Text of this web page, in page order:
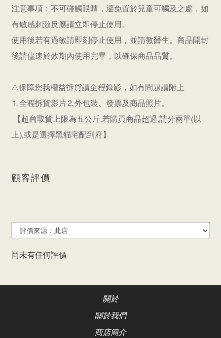
注意事項：不可碰觸眼睛，避免置於兒童可觸及之處，如
有敏感刺激反應請立即停止使用。
使用後若有過敏請即刻停止使用，並請教醫生。商品開封
後請儘速於效期內使用完畢，以確保商品品質。
⚠️保障您我權益拆貨請全程錄影，如有問題請附上
⒈全程拆貨影片⒉外包裝、發票及商品照片。
【超商取貨上限為五公斤,若購買商品超過,請分兩單(以
上),或是選擇黑貓宅配到府】
顧客評價
尚未有任何評價
關於
關於我們
商店簡介